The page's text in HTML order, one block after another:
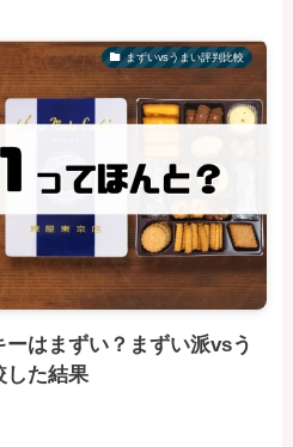
まずいvsうまい評判比較
ーはまずい？まずい派vsう
した結果